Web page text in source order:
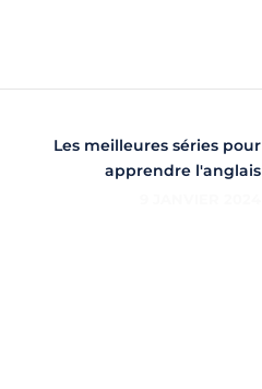
Les meilleures séries pour
apprendre l'anglais